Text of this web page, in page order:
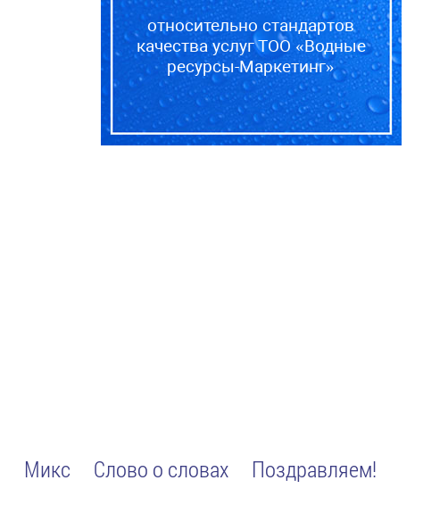
относительно стандартов
качества услуг ТОО «Водные
ресурсы-Маркетинг»
Микс Слово о словах
Поздравляем!